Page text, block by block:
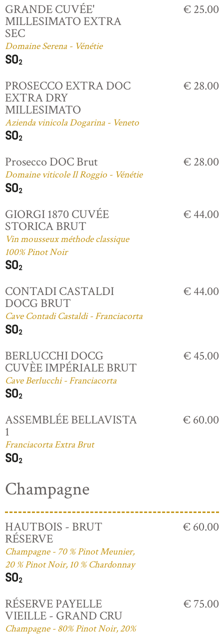
GRANDE CUVÉE'
MILLESIMATO EXTRA
SEC
Domaine Serena - Vénétie
€ 25.00
PROSECCO EXTRA DOC
EXTRA DRY
MILLESIMATO
Azienda vinicola Dogarina - Veneto
€ 28.00
Prosecco DOC Brut
Domaine viticole Il Roggio - Vénétie
€ 28.00
GIORGI 1870 CUVÉE
STORICA BRUT
Vin mousseux méthode classique
100% Pinot Noir
€ 44.00
CONTADI CASTALDI
DOCG BRUT
Cave Contadi Castaldi - Franciacorta
€ 44.00
BERLUCCHI DOCG
CUVÈE IMPÉRIALE BRUT
Cave Berlucchi - Franciacorta
€ 45.00
ASSEMBLÉE BELLAVISTA
1
Franciacorta Extra Brut
€ 60.00
Champagne
HAUTBOIS - BRUT
RÉSERVE
Champagne - 70 % Pinot Meunier,
20 % Pinot Noir, 10 % Chardonnay
€ 60.00
RÉSERVE PAYELLE
VIEILLE - GRAND CRU
Champagne - 80% Pinot Noir, 20%
€ 75.00